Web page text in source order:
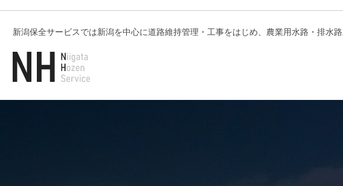
新潟保全サービスでは新潟を中心に道路維持管理・工事をはじめ、農業用水路・排水